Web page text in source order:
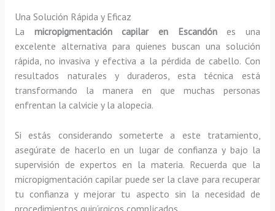
Una Solución Rápida y Eficaz
La micropigmentación capilar en Escandónes una
excelente alternativa para quienes buscan una solución
rápida, no invasiva y efectiva a la pérdida de cabello. Con
resultados naturales y duraderos, esta técnica está
transformando la manera en que muchas personas
enfrentan la calvicie y la alopecia.
Si estás considerando someterte a este tratamiento,
asegúrate de hacerlo en un lugar de confianza y bajo la
supervisión de expertos en la materia. Recuerda que la
micropigmentación capilar puede ser la clave para recuperar
tu confianza y mejorar tu aspecto sin la necesidad de
procedimientos quirúrgicos complicados.